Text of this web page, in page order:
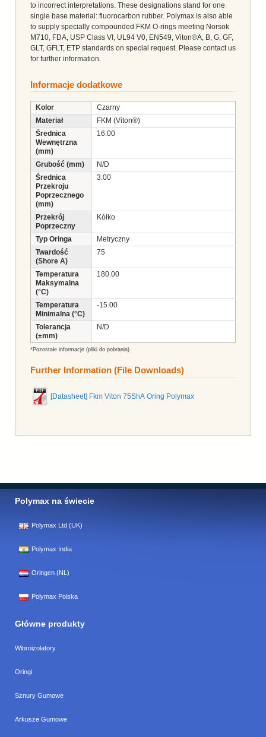
to incorrect interpretations. These designations stand for one
single base material: fluorocarbon rubber. Polymax is also able
to supply specially compounded FKM O-rings meeting Norsok
M710, FDA, USP Class VI, UL94 V0, EN549, Viton®A, B, G, GF,
GLT, GFLT, ETP standards on special request. Please contact us
for further information.
Informacje dodatkowe
Kolor
Czarny
Materiał
FKM (Viton®)
Średnica
Wewnętrzna
(mm)
16.00
Grubość (mm)
N/D
Średnica
Przekroju
Poprzecznego
(mm)
3.00
Przekrój
Poprzeczny
Kółko
Typ Oringa
Metryczny
Twardość
(Shore A)
75
Temperatura
Maksymalna
(°C)
180.00
Temperatura
Minimalna (°C)
-15.00
Tolerancja
(±mm)
N/D
*Pozostałe informacje (pliki do pobrania)
Further Information (File Downloads)
[Datasheet] Fkm Viton 75ShA Oring Polymax
Polymax na świecie
Polymax Ltd (UK)
Polymax India
Oringen (NL)
Polymax Polska
Główne produkty
Wibroizolatory
Oringi
Sznury Gumowe
Arkusze Gumowe